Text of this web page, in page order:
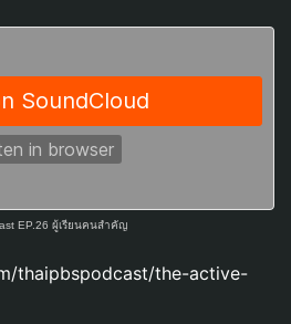
EP.26 ผู้เรียนคนสำคัญ
thaipbspodcast/the-active-